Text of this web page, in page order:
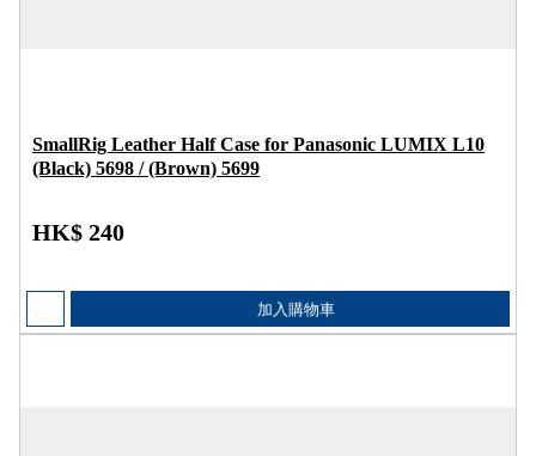
SmallRig Leather Half Case for Panasonic LUMIX L10
(Black) 5698 / (Brown) 5699
HK$ 240
加入購物車